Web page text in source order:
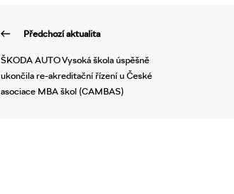
Předchozí aktualita
ŠKODA AUTO Vysoká škola úspěšně
ukončila re-akreditační řízení u České
asociace MBA škol (CAMBAS)